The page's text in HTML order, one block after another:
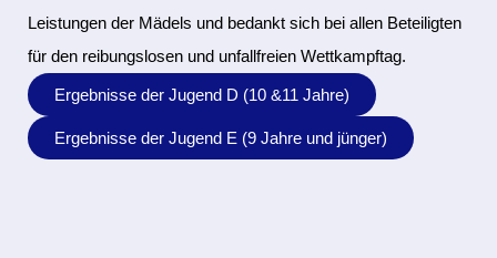
Leistungen der Mädels und bedankt sich bei allen Beteiligten
für den reibungslosen und unfallfreien Wettkampftag.
Ergebnisse der Jugend D (10 &11 Jahre)
Ergebnisse der Jugend E (9 Jahre und jünger)